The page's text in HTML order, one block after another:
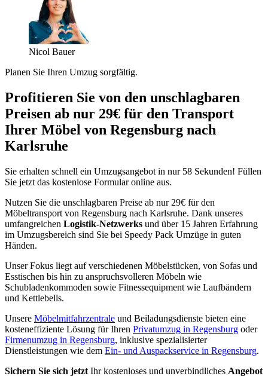
Nicol Bauer
Planen Sie Ihren Umzug sorgfältig.
Profitieren Sie von den unschlagbaren
Preisen ab nur 29€ für den Transport
Ihrer Möbel von Regensburg nach
Karlsruhe
Sie erhalten schnell ein Umzugsangebot in nur 58 Sekunden! Füllen
Sie jetzt das kostenlose Formular online aus.
Nutzen Sie die unschlagbaren Preise ab nur 29€ für den
Möbeltransport von Regensburg nach Karlsruhe. Dank unseres
umfangreichen Logistik-Netzwerks und über 15 Jahren Erfahrung
im Umzugsbereich sind Sie bei Speedy Pack Umzüge in guten
Händen.
Unser Fokus liegt auf verschiedenen Möbelstücken, von Sofas und
Esstischen bis hin zu anspruchsvolleren Möbeln wie
Schubladenkommoden sowie Fitnessequipment wie Laufbändern
und Kettlebells.
Unsere Möbelmitfahrzentrale und Beiladungsdienste bieten eine
kosteneffiziente Lösung für Ihren Privatumzug in Regensburg oder
Firmenumzug in Regensburg, inklusive spezialisierter
Dienstleistungen wie dem Ein- und Auspackservice in Regensburg.
Sichern Sie sich jetzt Ihr kostenloses und unverbindliches Angebot